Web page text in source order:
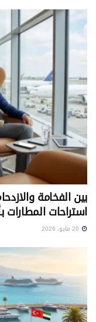
بين الفخامة
استراحات المطارات